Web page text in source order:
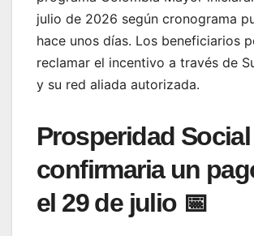
julio de 2026 según cronograma
hace unos días. Los beneficiarios
reclamar el incentivo a través de
y su red aliada autorizada.
Prosperidad Social
confirmaria un
el 29 de julio 📅